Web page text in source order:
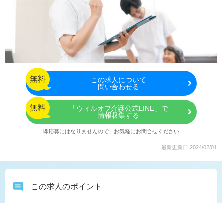
無料 この求人について
問い合わせる
無料
「ウィルオブ介護公式LINE」で
情報収集する
即応募にはなりませんので、お気軽にお問合せください
最新更新日:2024/02/01
この求人のポイント